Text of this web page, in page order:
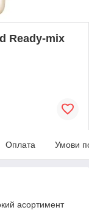
Ready-mix
Оплата Умови
асортимент